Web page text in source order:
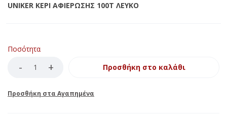
UNIKER ΚΕΡΙ ΑΦΙΕΡΩΣΗΣ 100Τ ΛΕΥΚΟ
Ποσότητα
Προσθήκη στο καλάθι